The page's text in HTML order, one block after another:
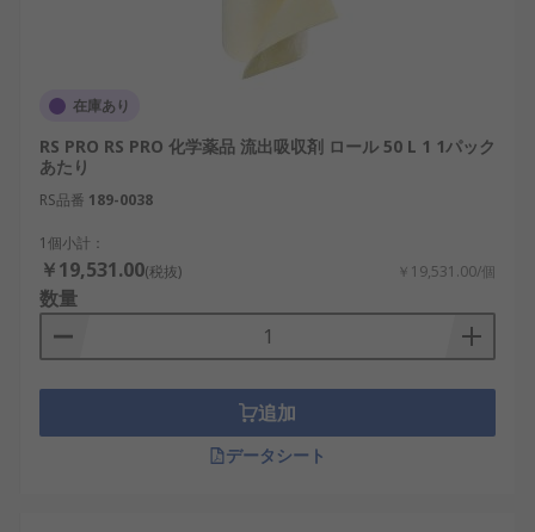
も」を意味することが多いです。 黄色は刺激
性化学薬品を含め何でも吸収できます。
在庫あり
RS PRO RS PRO 化学薬品 流出吸収剤 ロール 50 L 1 1パック
あたり
RS品番 189-0038
1個小計：
￥19,531.00(税抜) ￥19,531.00/個
数量
追加
データシート